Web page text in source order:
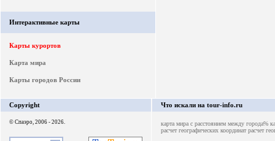
Интерактивные карты
Карты курортов
Карта мира
Карты городов России
Copyright
© Спаэро, 2006 - 2026.
Что искали на tour-info.ru
карта мира с расстоянием между города%
расчет географических координат расчет